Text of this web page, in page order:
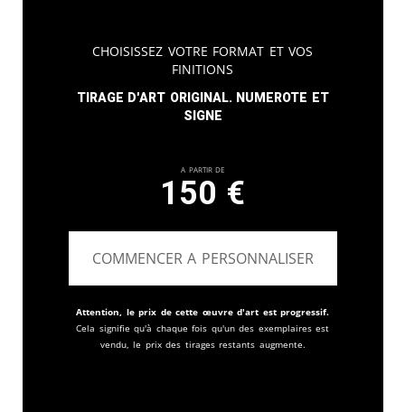
Choisissez votre format et vos
finitions
Tirage d'art original. Numerote et
signe
A partir de
150 €
COMMENCER A PERSONNALISER
Attention, le prix de cette œuvre d'art est progressif.
Cela signifie qu'à chaque fois qu'un des exemplaires est
vendu, le prix des tirages restants augmente.